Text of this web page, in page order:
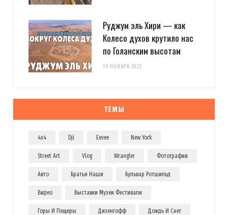
Руджум эль Хири — как
Колесо духов крутило нас
по Голанским высотам
10 НОЯБРЯ 2021
ТЕМЫ
4x4 Dji Eevee New York
Street Art Vlog Wrangler Фотографии
Авто Братья Наши Бульвар Ротшильд
Видео Выставки Музеи Фестивали
Горы И Пещеры Дизенгофф Дождь И Снег